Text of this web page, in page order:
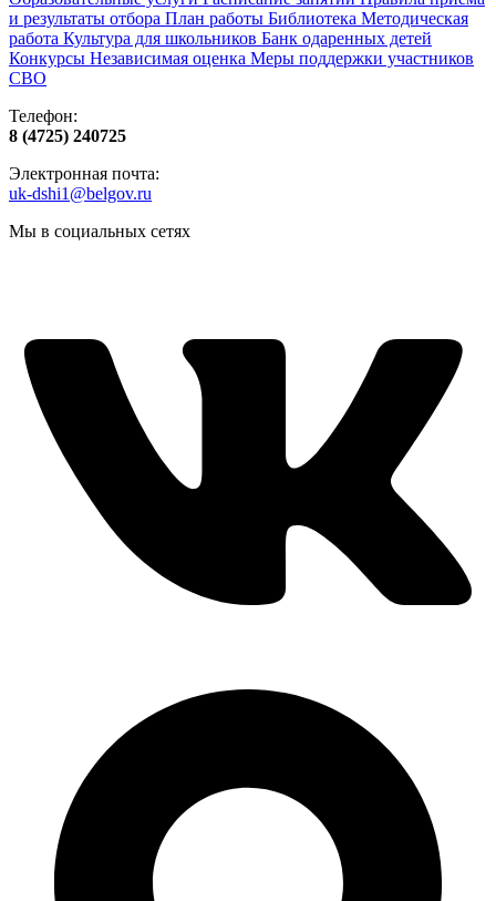
и результаты отбора План работы Библиотека Методическая
работа Культура для школьников Банк одаренных детей
Конкурсы Независимая оценка Меры поддержки участников
СВО
Телефон:
8 (4725) 240725
Электронная почта:
uk-dshi1@belgov.ru
Мы в социальных сетях